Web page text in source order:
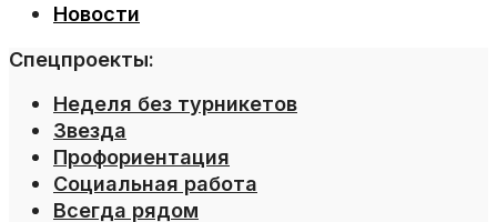
Новости
Спецпроекты:
Неделя без турникетов
Звезда
Профориентация
Социальная работа
Всегда рядом